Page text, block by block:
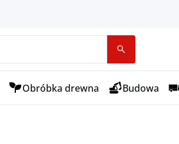
Obróbka drewna Budowa